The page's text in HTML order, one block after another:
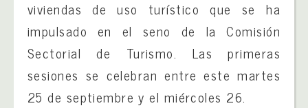
viviendas de uso turístico que se ha
impulsado en el seno de la Comisión
Sectorial de Turismo. Las primeras
sesiones se celebran entre este martes
25 de septiembre y el miércoles 26.